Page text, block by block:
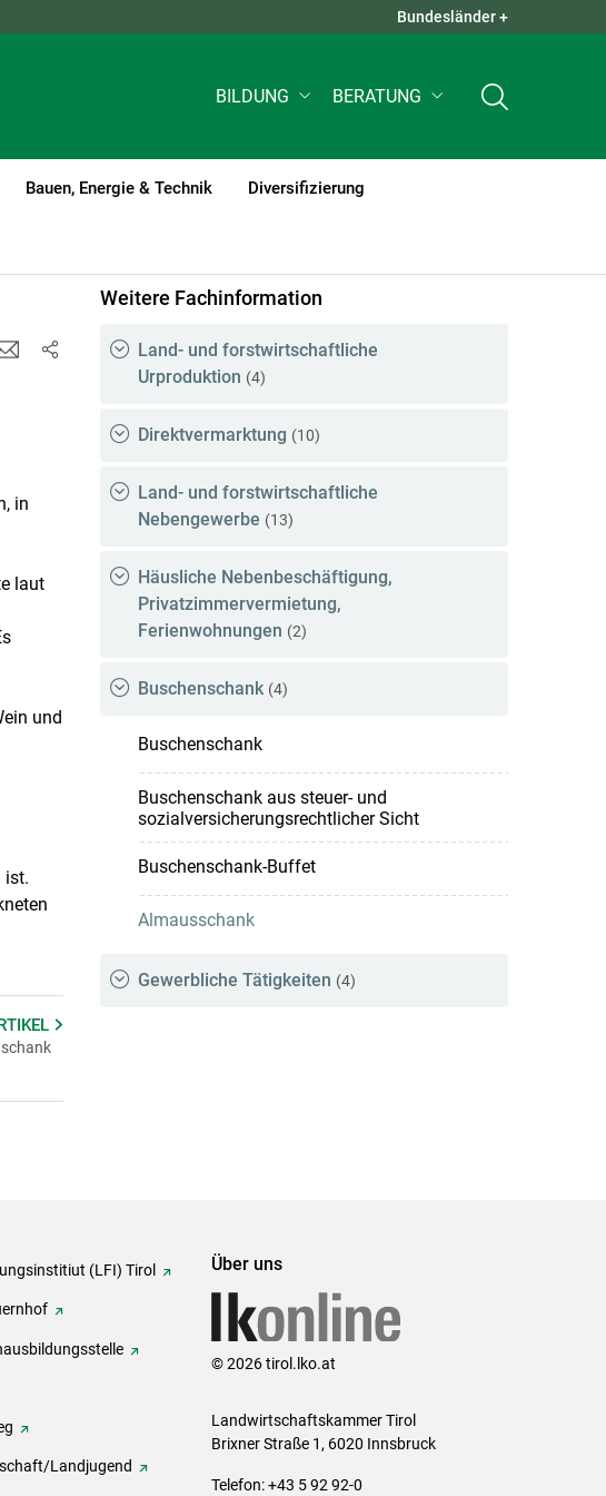
QUICK LINKS +
Bundesländer +
BILDUNG BERATUNG
Bauen, Energie & Technik Diversifizierung
in
laut
und
ist.
Weitere Fachinformation
Land- und forstwirtschaftliche
Urproduktion (4)
Direktvermarktung (10)
Land- und forstwirtschaftliche
Nebengewerbe (13)
Häusliche Nebenbeschäftigung,
Privatzimmervermietung,
Ferienwohnungen (2)
Buschenschank (4)
Buschenschank
Buschenschank aus steuer- und
sozialversicherungsrechtlicher Sicht
Buschenschank-Buffet
Almausschank
Gewerbliche Tätigkeiten (4)
(LFI) Tirol
Landjugend
Über uns
© 2026 tirol.lko.at
Landwirtschaftskammer Tirol
Brixner Straße 1, 6020 Innsbruck
Telefon: +43 5 92 92-0